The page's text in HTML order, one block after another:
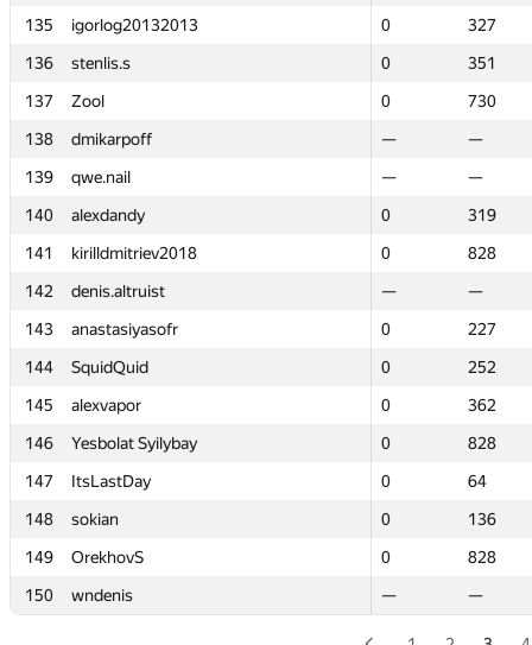
135
igorlog20132013 0
327
136
stenlis.s 0
351
137
Zool 0
730
138
dmikarpoff —
—
139
qwe.nail —
—
140
alexdandy 0
319
141
kirilldmitriev2018 0
828
142
denis.altruist —
—
143
anastasiyasofr 0
227
144
SquidQuid 0
252
145
alexvapor 0
362
146
Yesbolat Syilybay 0
828
147
ItsLastDay 0
64
148
sokian 0
136
149
OrekhovS 0
828
150
wndenis — —
135
igorlog20132013 0
327
136
stenlis.s 0
351
137
Zool 0
730
138
dmikarpoff —
—
139
qwe.nail —
—
140
alexdandy 0
319
141
kirilldmitriev2018 0
828
142
denis.altruist —
—
143
anastasiyasofr 0
227
144
SquidQuid 0
252
145
alexvapor 0
362
146
Yesbolat Syilybay 0
828
147
ItsLastDay 0
64
148
sokian 0
136
149
OrekhovS 0
828
150
wndenis — —